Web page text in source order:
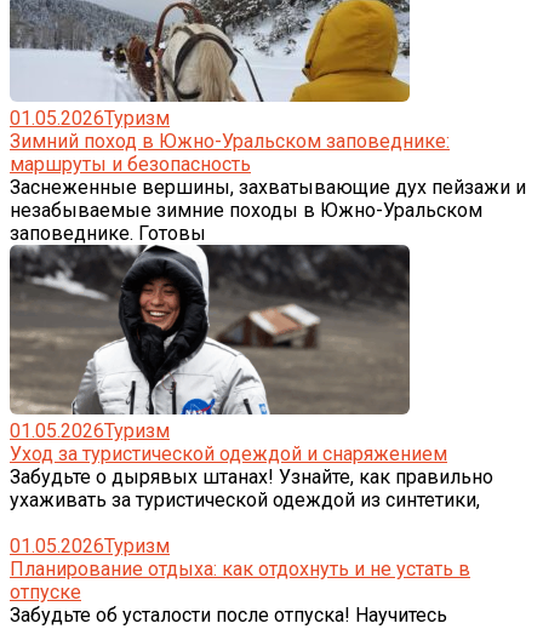
01.05.2026Туризм
Зимний поход в Южно-Уральском заповеднике:
маршруты и безопасность
Заснеженные вершины, захватывающие дух пейзажи и
незабываемые зимние походы в Южно-Уральском
заповеднике. Готовы
01.05.2026Туризм
Уход за туристической одеждой и снаряжением
Забудьте о дырявых штанах! Узнайте, как правильно
ухаживать за туристической одеждой из синтетики,
01.05.2026Туризм
Планирование отдыха: как отдохнуть и не устать в
отпуске
Забудьте об усталости после отпуска! Научитесь